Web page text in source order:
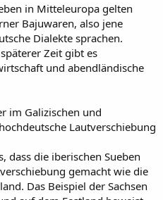
in Mitteleuropa gelten
Bajuwaren, also jene
Dialekte sprachen.
Zeit gibt es
und abendländische
im Galizischen und
Lautverschiebung
dass die iberischen Sueben
gemacht wie die
Das Beispiel der Sachsen